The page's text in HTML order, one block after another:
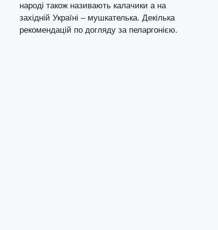
народі також називають калачики а на
західній Україні – мушкателька. Декілька
рекомендацій по догляду за пеларгонією.